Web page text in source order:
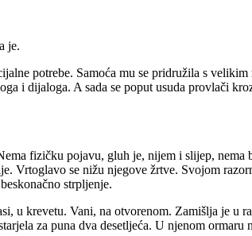
je.
potrebe. Samoća mu se pridružila s
i dijaloga. A sada se poput usuda provlači
fizičku pojavu, gluh je, nijem i slijep, nema
se nižu njegove žrtve. Svojom
strpljenje.
krevetu. Vani, na otvorenom. Zamišlja je u
za puna dva desetljeća. U njenom ormaru